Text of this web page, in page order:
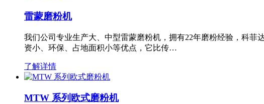
雷蒙磨粉机
我们公司专业生产大、中型雷蒙磨粉机，拥有22年磨粉经验，科
资小、环保、占地面积小等优点，它比传…
了解详情
MTW 系列欧式磨粉机